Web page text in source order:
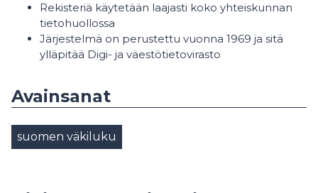
Rekisteriä käytetään laajasti koko yhteiskunnan
tietohuollossa
Järjestelmä on perustettu vuonna 1969 ja sitä
ylläpitää Digi- ja väestötietovirasto
Avainsanat
suomen väkiluku